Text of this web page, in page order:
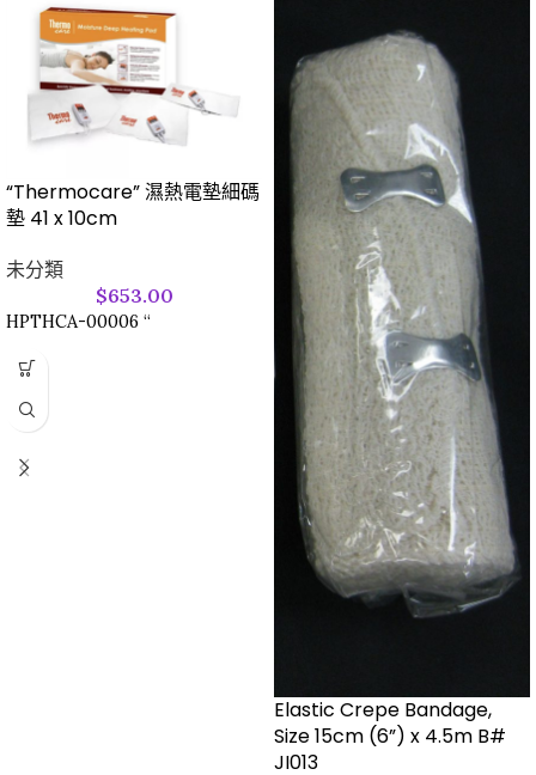
“Thermocare” 濕熱電墊細碼
墊 41 x 10cm
未分類
$653.00
HPTHCA-00006 “
Elastic Crepe Bandage,
Size 15cm (6”) x 4.5m B#
JI013